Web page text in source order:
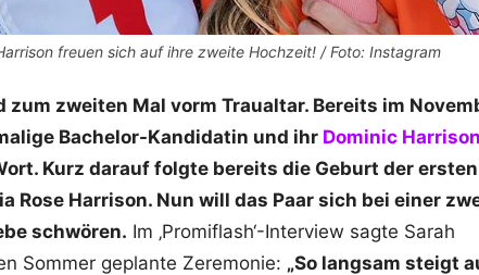
freuen sich auf ihre zweite Hochzeit! / Foto: Instagram
zum zweiten Mal vorm Traualtar. Bereits im
Bachelor-Kandidatin und ihr Dominic Harrison
Kurz darauf folgte bereits die Geburt der ersten
Rose Harrison. Nun will das Paar sich bei einer
schwören. Im ‚Promiflash‘-Interview sagte Sarah
Sommer geplante Zeremonie: „So langsam steigt